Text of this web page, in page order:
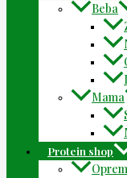
Beba
Mama
Protein shop